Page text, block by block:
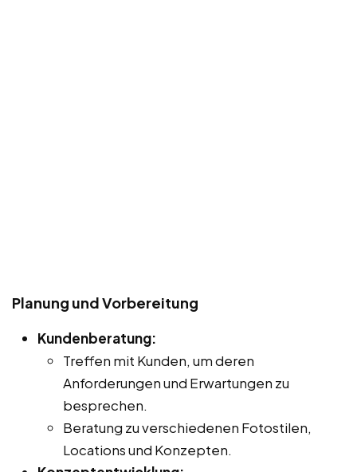
Planung und Vorbereitung
Kundenberatung:
Treffen mit Kunden, um deren
Anforderungen und Erwartungen zu
besprechen.
Beratung zu verschiedenen Fotostilen,
Locations und Konzepten.